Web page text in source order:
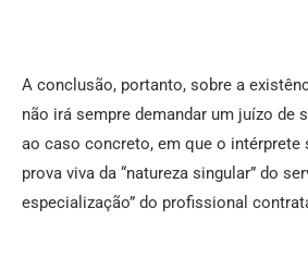
A conclusão, portanto, sobre a
não irá sempre demandar um juízo de
ao caso concreto, em que o intérprete
prova viva da “natureza singular” do
especialização” do profissional